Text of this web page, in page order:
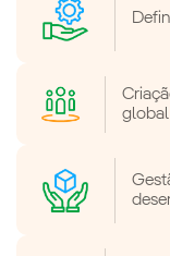
global